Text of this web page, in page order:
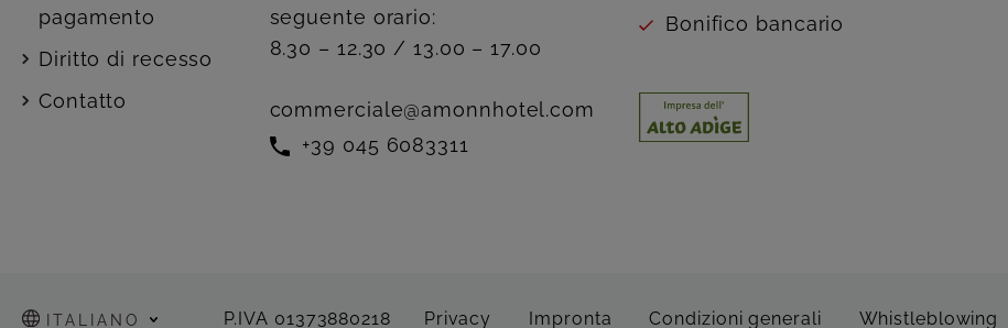
pagamento
Diritto di recesso
Contatto
seguente orario:
8.30 – 12.30 / 13.00 – 17.00
commerciale@amonnhotel.com
+39 045 6083311
Bonifico bancario
ITALIANO P.IVA 01373880218 Privacy Impronta Condizioni generali Whistleblowing